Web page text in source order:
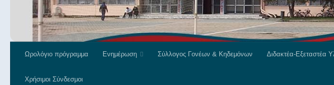
Ωρολόγιο πρόγραμμα Ενημέρωση Σύλλογος Γονέων & Κηδεμόνων Διδακτέα-Εξεταστέα
Χρήσιμοι Σύνδεσμοι